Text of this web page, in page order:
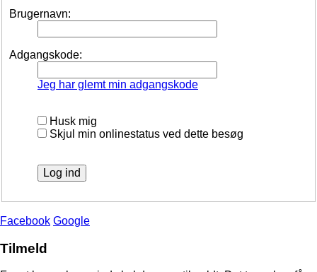
Brugernavn:
Adgangskode:
Jeg har glemt min adgangskode
Husk mig
Skjul min onlinestatus ved dette besøg
Facebook Google
Tilmeld